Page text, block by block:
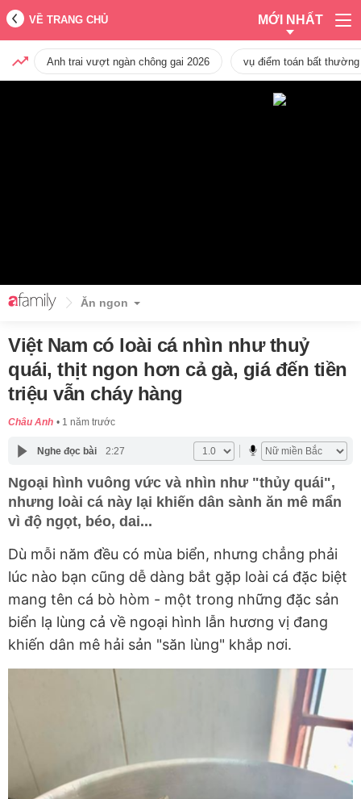
VỀ TRANG CHỦ MỚI NHẤT
Anh trai vượt ngàn chông gai 2026 vụ điểm toán bất
Ăn ngon
Việt Nam có loài cá nhìn như thuỷ
quái, thịt ngon hơn cả gà, giá đến tiền
triệu vẫn cháy hàng
Châu Anh 1 năm trước
Nghe đọc bài 2:27
Ngoại hình vuông vức và nhìn như "thủy quái",
nhưng loài cá này lại khiến dân sành ăn mê mẩn
vì độ ngọt, béo, dai...
Dù mỗi năm đều có mùa biển, nhưng chẳng phải
lúc nào bạn cũng dễ dàng bắt gặp loài cá đặc biệt
mang tên cá bò hòm - một trong những đặc sản
biển lạ lùng cả về ngoại hình lẫn hương vị đang
khiến dân mê hải sản "săn lùng" khắp nơi.